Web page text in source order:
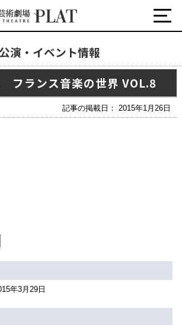
公演・イベント情報
フランス音楽の世界 VOL.8
記事の掲載日： 2015年1月26日
年3月29日
ベント情報
音楽など
・鑑賞サポートなど
て